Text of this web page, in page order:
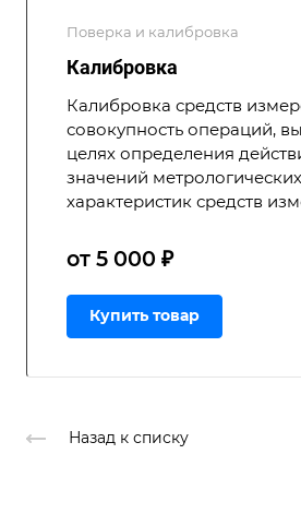
Поверка и калибровка
Калибровка
Калибровка средств
совокупность операций,
целях определения
значений метрологических
характеристик средств
от 5 000 ₽
Купить товар
Назад к списку